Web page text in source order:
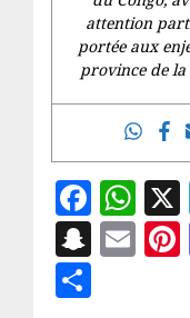
attention
portée aux
province de la